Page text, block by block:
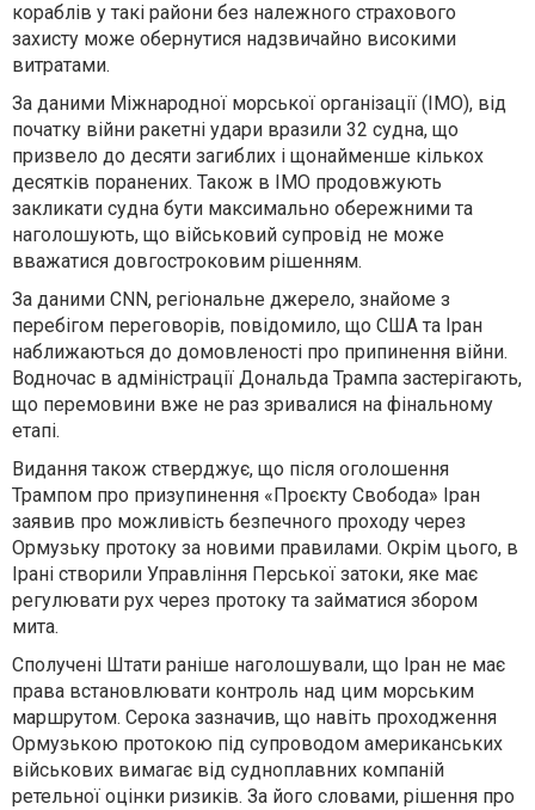
кораблів у такі райони без належного страхового
захисту може обернутися надзвичайно високими
витратами.
За даними Міжнародної морської організації (IMO), від
початку війни ракетні удари вразили 32 судна, що
призвело до десяти загиблих і щонайменше кількох
десятків поранених. Також в IMO продовжують
закликати судна бути максимально обережними та
наголошують, що військовий супровід не може
вважатися довгостроковим рішенням.
За даними CNN, регіональне джерело, знайоме з
перебігом переговорів, повідомило, що США та Іран
наближаються до домовленості про припинення війни.
Водночас в адміністрації Дональда Трампа застерігають,
що перемовини вже не раз зривалися на фінальному
етапі.
Видання також стверджує, що після оголошення
Трампом про призупинення «Проєкту Свобода» Іран
заявив про можливість безпечного проходу через
Ормузьку протоку за новими правилами. Окрім цього, в
Ірані створили Управління Перської затоки, яке має
регулювати рух через протоку та займатися збором
мита.
Сполучені Штати раніше наголошували, що Іран не має
права встановлювати контроль над цим морським
маршрутом. Серока зазначив, що навіть проходження
Ормузькою протокою під супроводом американських
військових вимагає від судноплавних компаній
ретельної оцінки ризиків. За його словами, рішення про